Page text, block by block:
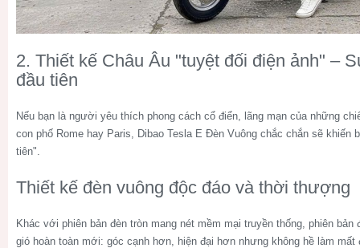
2. Thiết kế Châu Âu "tuyệt đối điện ảnh" –
đầu tiên
Nếu bạn là người yêu thích phong cách cổ điển, lãng mạn của những
con phố Rome hay Paris,
Dibao Tesla E Đèn Vuông chắc chắn sẽ khiến
tiên".
Thiết kế đèn vuông độc đáo và thời thượng
Khác với phiên bản đèn tròn mang nét mềm mại truyền thống, phiên bản
gió hoàn toàn mới: góc cạnh hơn, hiện đại hơn nhưng không hề làm mất